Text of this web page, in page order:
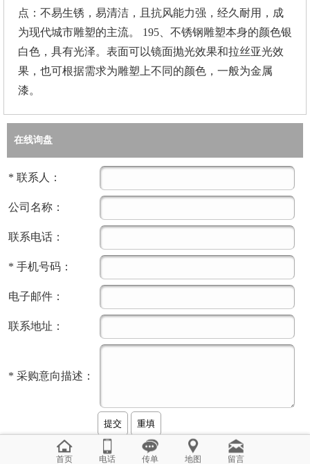
点：不易生锈，易清洁，且抗风能力强，经久耐用，成
为现代城市雕塑的主流。 195、不锈钢雕塑本身的颜色银
白色，具有光泽。表面可以镜面抛光效果和拉丝亚光效
果，也可根据需求为雕塑上不同的颜色，一般为金属
漆。
在线询盘
* 联系人：
公司名称：
联系电话：
* 手机号码：
电子邮件：
联系地址：
* 采购意向描述：
首页 电话 传单 地图 留言